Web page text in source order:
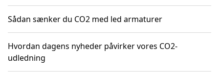
Sådan sænker du CO2 med led armaturer
Hvordan dagens nyheder påvirker vores CO2-
udledning